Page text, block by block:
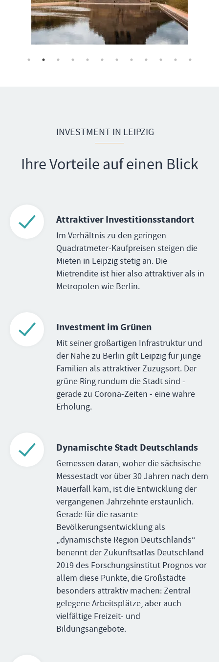
INVESTMENT IN LEIPZIG
Ihre Vorteile auf einen Blick
Attraktiver Investitionsstandort
Im Verhältnis zu den geringen
Quadratmeter-Kaufpreisen steigen die
Mieten in Leipzig stetig an. Die
Mietrendite ist hier also attraktiver als in
Metropolen wie Berlin.
Investment im Grünen
Mit seiner großartigen Infrastruktur und
der Nähe zu Berlin gilt Leipzig für junge
Familien als attraktiver Zuzugsort. Der
grüne Ring rundum die Stadt sind -
gerade zu Corona-Zeiten - eine wahre
Erholung.
Dynamischte Stadt Deutschlands
Gemessen daran, woher die sächsische
Messestadt vor über 30 Jahren nach dem
Mauerfall kam, ist die Entwicklung der
vergangenen Jahrzehnte erstaunlich.
Gerade für die rasante
Bevölkerungsentwicklung als
„dynamischste Region Deutschlands“
benennt der Zukunftsatlas Deutschland
2019 des Forschungsinstitut Prognos vor
allem diese Punkte, die Großstädte
besonders attraktiv machen: Zentral
gelegene Arbeitsplätze, aber auch
vielfältige Freizeit- und
Bildungsangebote.